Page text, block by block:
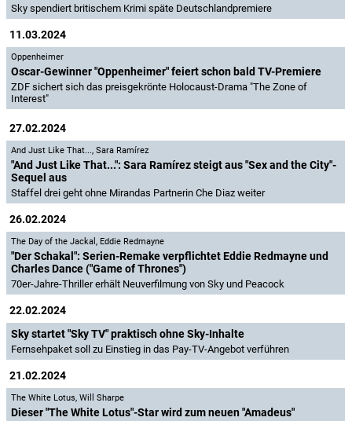
Sky spendiert britischem Krimi späte Deutschlandpremiere
11.03.2024
Oppenheimer
Oscar-Gewinner "Oppenheimer" feiert schon bald TV-Premiere
ZDF sichert sich das preisgekrönte Holocaust-Drama "The Zone of
Interest"
27.02.2024
And Just Like That..., Sara Ramírez
"And Just Like That...": Sara Ramírez steigt aus "Sex and the City"-
Sequel aus
Staffel drei geht ohne Mirandas Partnerin Che Diaz weiter
26.02.2024
The Day of the Jackal , Eddie Redmayne
"Der Schakal": Serien-Remake verpflichtet Eddie Redmayne und
Charles Dance ("Game of Thrones")
70er-Jahre-Thriller erhält Neuverfilmung von Sky und Peacock
22.02.2024
Sky startet "Sky TV" praktisch ohne Sky-Inhalte
Fernsehpaket soll zu Einstieg in das Pay-TV-Angebot verführen
21.02.2024
The White Lotus, Will Sharpe
Dieser "The White Lotus"-Star wird zum neuen "Amadeus"